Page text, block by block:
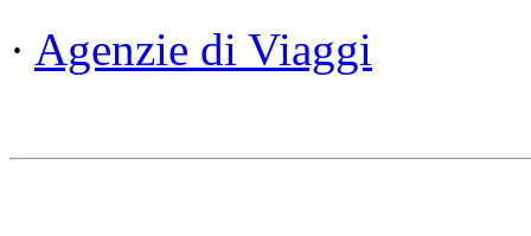
· Agenzie di Viaggi